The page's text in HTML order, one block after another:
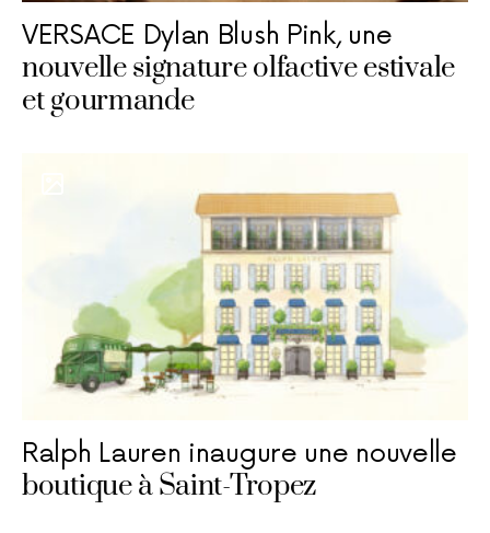
VERSACE Dylan Blush Pink, une
nouvelle signature olfactive estivale
et gourmande
Ralph Lauren inaugure une nouvelle
boutique à Saint-Tropez